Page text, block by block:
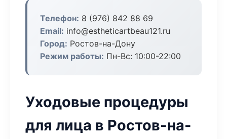
Телефон: 8 (976) 842 88 69
Email: info@estheticartbeau121.ru
Город: Ростов-на-Дону
Режим работы: Пн-Вс: 10:00-22:00
Уходовые процедуры
для лица в Ростов-на-